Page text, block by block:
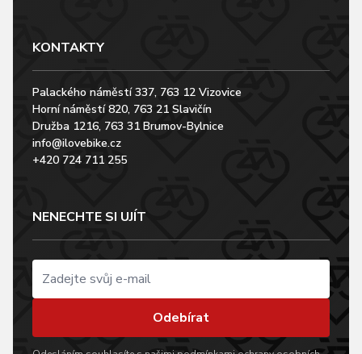
KONTAKTY
Palackého náměstí 337, 763 12 Vizovice
Horní náměstí 820, 763 21 Slavičín
Družba 1216, 763 31 Brumov-Bylnice
info@ilovebike.cz
+420 724 711 255
NENECHTE SI UJÍT
Odebírat